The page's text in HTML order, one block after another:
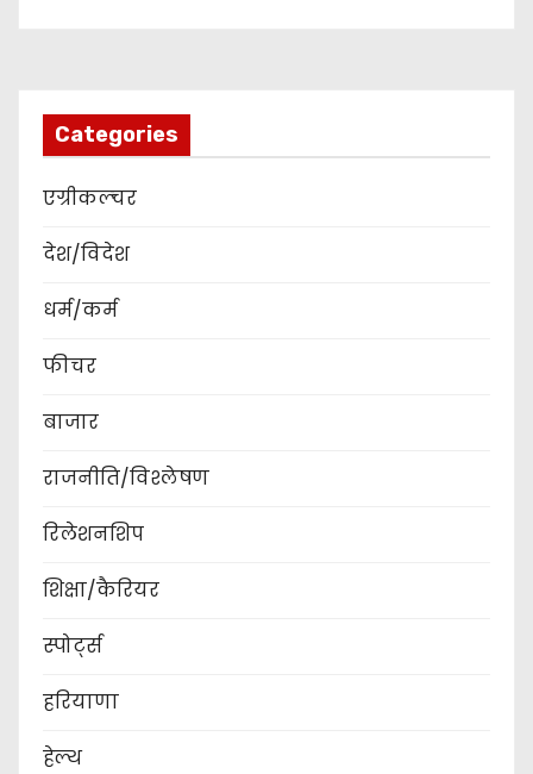
Categories
एग्रीकल्चर
देश/विदेश
धर्म/कर्म
फीचर
बाजार
राजनीति/विश्लेषण
रिलेशनशिप
शिक्षा/कैरियर
स्पोर्ट्स
हरियाणा
हेल्थ